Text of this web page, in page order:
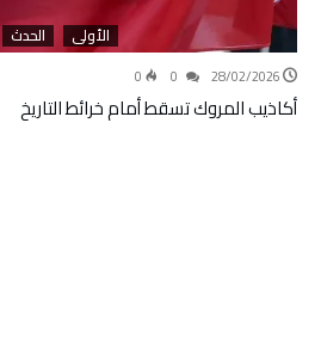
الأولى الحدث
28/02/2026
0
أكاذيب المروك تسقط أمام خرائط التاريخ